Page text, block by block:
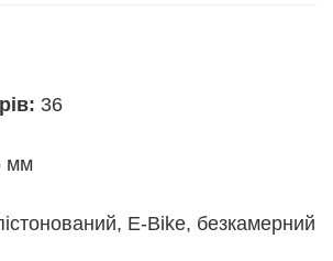
36
мм
E-Bike, безкамерний